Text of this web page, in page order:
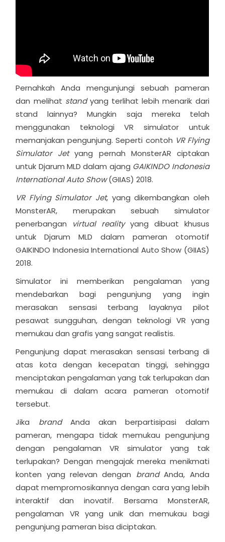
Pernahkah Anda mengunjungi sebuah pameran
dan melihat standyang terlihat lebih menarik dari
stand lainnya? Mungkin saja mereka telah
menggunakan teknologi VR simulator untuk
memanjakan pengunjung. Seperti contoh VR Flying
Simulator Jetyang pernah MonsterAR ciptakan
untuk Djarum MLD dalam ajang GAIKINDO Indonesia
International Auto Show(GIIAS) 2018.
VR Flying Simulator Jet, yang dikembangkan oleh
MonsterAR, merupakan sebuah simulator
penerbangan virtual realityyang dibuat khusus
untuk Djarum MLD dalam pameran otomotif
GAIKINDO Indonesia International Auto Show (GIIAS)
2018.
Simulator ini memberikan pengalaman yang
mendebarkan bagi pengunjung yang ingin
merasakan sensasi terbang layaknya pilot
pesawat sungguhan, dengan teknologi VR yang
memukau dan grafis yang sangat realistis.
Pengunjung dapat merasakan sensasi terbang di
atas kota dengan kecepatan tinggi, sehingga
menciptakan pengalaman yang tak terlupakan dan
memukau di dalam acara pameran otomotif
tersebut.
Jika brand Anda akan berpartisipasi dalam
pameran, mengapa tidak memukau pengunjung
dengan pengalaman VR simulator yang tak
terlupakan? Dengan mengajak mereka menikmati
konten yang relevan dengan brandAnda, Anda
dapat mempromosikannya dengan cara yang lebih
interaktif dan inovatif. Bersama MonsterAR,
pengalaman VR yang unik dan memukau bagi
pengunjung pameran bisa diciptakan.